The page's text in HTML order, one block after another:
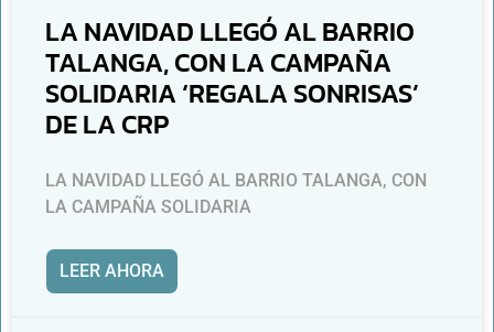
LA NAVIDAD LLEGÓ AL BARRIO
TALANGA, CON LA CAMPAÑA
SOLIDARIA ‘REGALA SONRISAS’
DE LA CRP
LA NAVIDAD LLEGÓ AL BARRIO TALANGA, CON
LA CAMPAÑA SOLIDARIA
LEER AHORA